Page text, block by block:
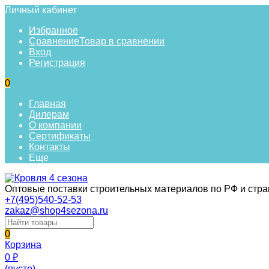
Личный кабинет
Избранное
СравнениеТовар в сравнении
Вход
Регистрация
0
Главная
Дилерам
О компании
Сертификаты
Контакты
Еще
Оптовые поставки строительных материалов по РФ и
+7(495)540-52-53
zakaz@shop4sezona.ru
0
Корзина
0 ₽